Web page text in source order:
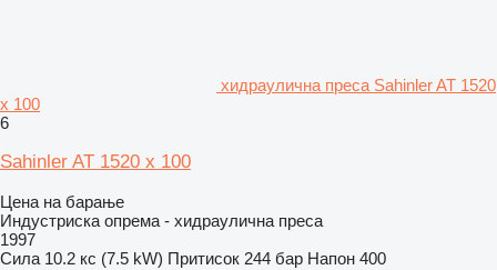
хидраулична преса Sahinler AT 1520
x 100
6
Sahinler AT 1520 x 100
Цена на барање
Индустриска опрема - хидраулична преса
1997
Сила 10.2 кс (7.5 kW) Притисок 244 бар Напон 400